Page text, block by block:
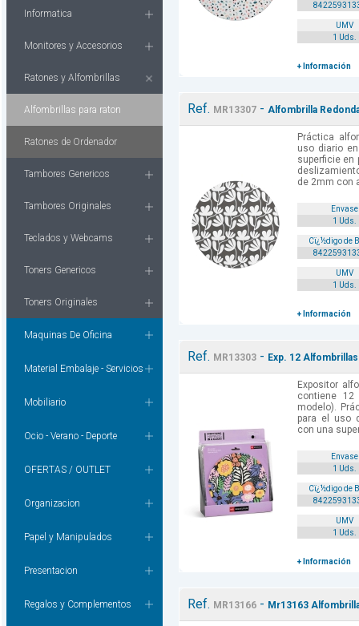
Informatica
Monitores y Accesorios
Ratones y Alfombrillas
Alfombrillas para raton
Ratones de Ordenador
Tambores Genericos
Tambores Originales
Teclados y Webcams
Toners Genericos
Toners Originales
Maquinas De Oficina
Material Embalaje - Servicios
Mobiliario
Ocio - Verano - Deporte
OFERTAS / OUTLET
Organizacion
Papel y Manipulados
Presentacion
Regalos y Complementos
UMV
1 Uds.
+ Información
Ref. MR13307- Alfombrilla
Práctica
uso diario
superficie en
de 2mm con
Envase
1 Uds.
Cï¿½digo de
UMV
1 Uds.
+ Información
Ref. MR13303- Exp. 12
Expositor
contiene 12
modelo).
para el uso
con una
Envase
1 Uds.
Cï¿½digo de
UMV
1 Uds.
+ Información
Ref. MR13166- Mr13163